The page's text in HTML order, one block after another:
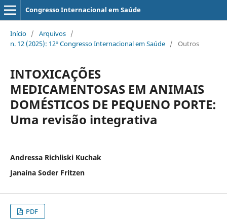
Congresso Internacional em Saúde
Início / Arquivos /
n. 12 (2025): 12º Congresso Internacional em Saúde / Outros
INTOXICAÇÕES
MEDICAMENTOSAS EM ANIMAIS
DOMÉSTICOS DE PEQUENO PORTE:
Uma revisão integrativa
Andressa Richliski Kuchak
Janaína Soder Fritzen
PDF